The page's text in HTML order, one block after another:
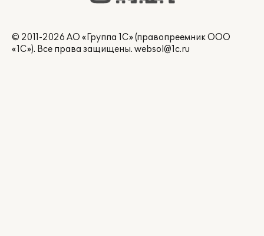
© 2011-2026 АО «Группа 1С» (правопреемник ООО
«1С»). Все права защищены. websol@1c.ru